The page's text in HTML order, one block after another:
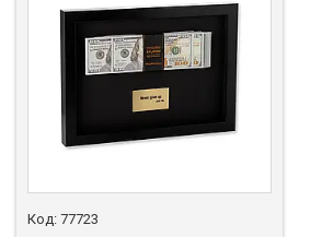
77723